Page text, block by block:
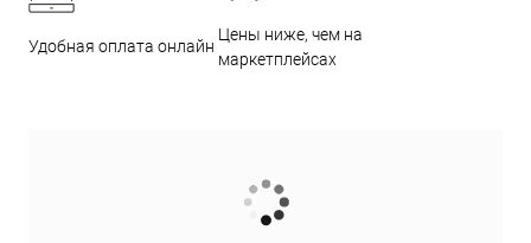
Удобная оплата онлайн
Цены ниже, чем на
маркетплейсах